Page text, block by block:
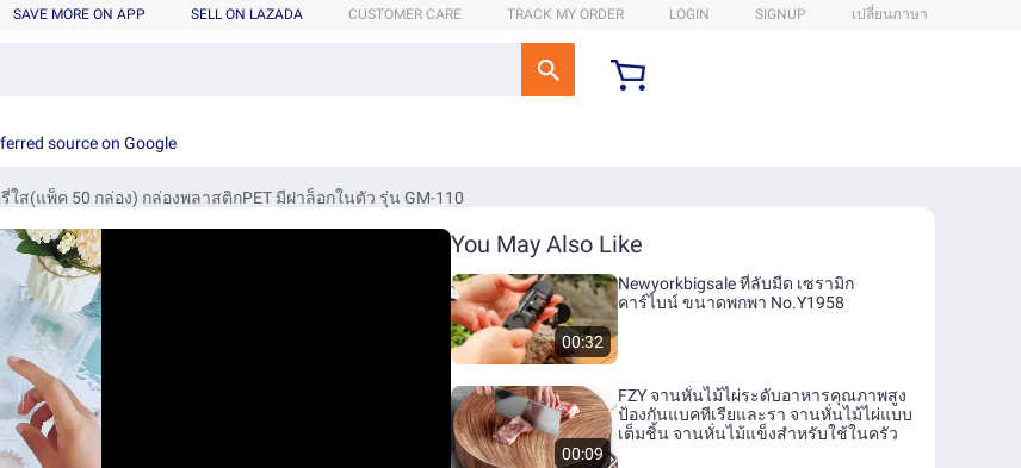
SAVE MORE ON APP SELL ON LAZADA CUSTOMER CARE TRACK MY ORDER LOGIN SIGNUP เปลี่ยนภาษา
source on Google
รี่ใส(แพ็ค 50 กล่อง) กล่องพลาสติกPET มีฝาล็อกในตัว รุ่น GM-110
You May Also Like
00:32
Newyorkbigsale ที่ลับมีด เซรามิก
คาร์ไบน์ ขนาดพกพา No.Y1958
00:09
FZY จานหั่นไม้ไผ่ระดับอาหารคุณภาพสูง
ป้องกันแบคทีเรียและรา จานหั่นไม้ไผ่แบบ
เต็มชิ้น จานหั่นไม้แข็งสำหรับใช้ในครัว